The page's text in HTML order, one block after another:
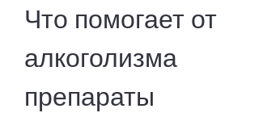
Что помогает от
алкоголизма
препараты